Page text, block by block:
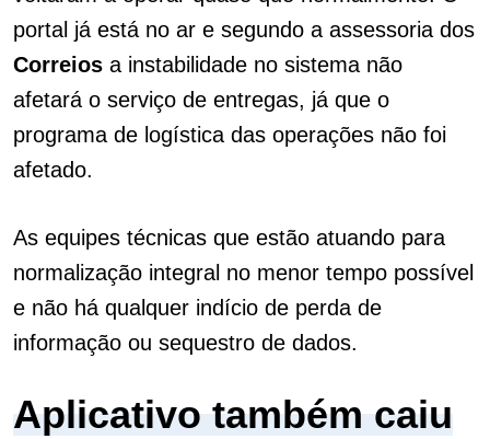
portal já está no ar e segundo a assessoria dos
Correios a instabilidade no sistema não
afetará o serviço de entregas, já que o
programa de logística das operações não foi
afetado.
As equipes técnicas que estão atuando para
normalização integral no menor tempo possível
e não há qualquer indício de perda de
informação ou sequestro de dados.
Aplicativo também caiu